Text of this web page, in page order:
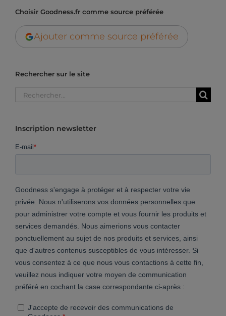
Choisir Goodness.fr comme source préférée
Ajouter comme source préférée
Rechercher sur le site
Rechercher:
Inscription newsletter